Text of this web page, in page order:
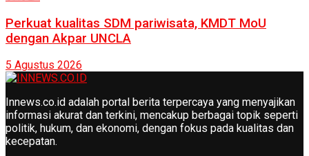
Perkuat kualitas SDM pariwisata, KMDT MoU
dengan Akpar UNCLA
5 Agustus 2026
Innews.co.id adalah portal berita terpercaya yang menyajikan
informasi akurat dan terkini, mencakup berbagai topik seperti
politik, hukum, dan ekonomi, dengan fokus pada kualitas dan
kecepatan.